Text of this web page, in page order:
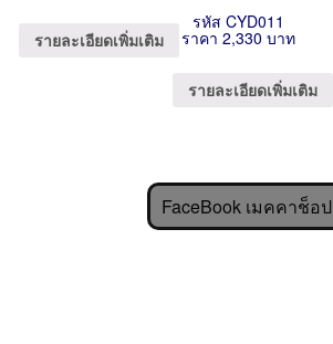
รายละเอียดเพิ่มเติม
รหัส CYD011
ราคา 2,330 บาท
รายละเอียดเพิ่มเติม
FaceBook เมคคาช็อป